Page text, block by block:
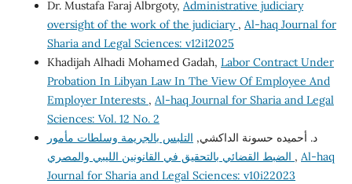
Dr. Mustafa Faraj Albrgoty, Administrative judiciary
oversight of the work of the judiciary , Al-haq Journal for
Sharia and Legal Sciences: v12i12025
Khadijah Alhadi Mohamed Gadah, Labor Contract Under
Probation In Libyan Law In The View Of Employee And
Employer Interests , Al-haq Journal for Sharia and Legal
Sciences: Vol. 12 No. 2
د. أحميده حسونة الداكشي, التلبس بالجريمة وسلطات مأمور
, Al-haq
Journal for Sharia and Legal Sciences: v10i22023